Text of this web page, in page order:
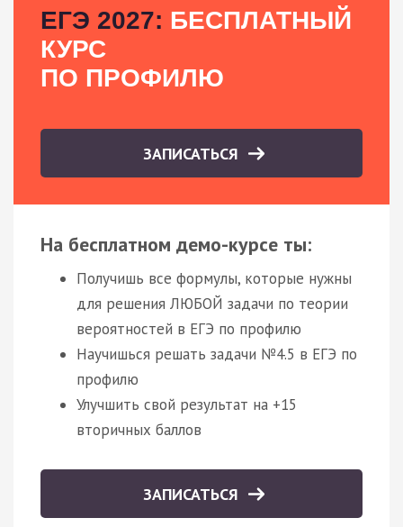
ЕГЭ 2027: БЕСПЛАТНЫЙ
КУРС
ПО ПРОФИЛЮ
ЗАПИСАТЬСЯ
На бесплатном демо-курсе ты:
Получишь все формулы, которые нужны
для решения ЛЮБОЙ задачи по теории
вероятностей в ЕГЭ по профилю
Научишься решать задачи №4.5 в ЕГЭ по
профилю
Улучшить свой результат на +15
вторичных баллов
ЗАПИСАТЬСЯ